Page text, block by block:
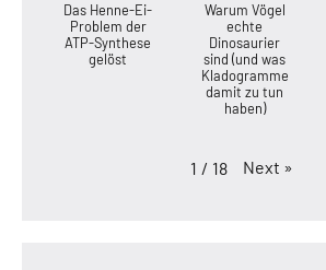
Das Henne-Ei-
Problem der
ATP-Synthese
gelöst
Warum Vögel
echte
Dinosaurier
sind (und was
Kladogramme
damit zu tun
haben)
1 / 18 Next »